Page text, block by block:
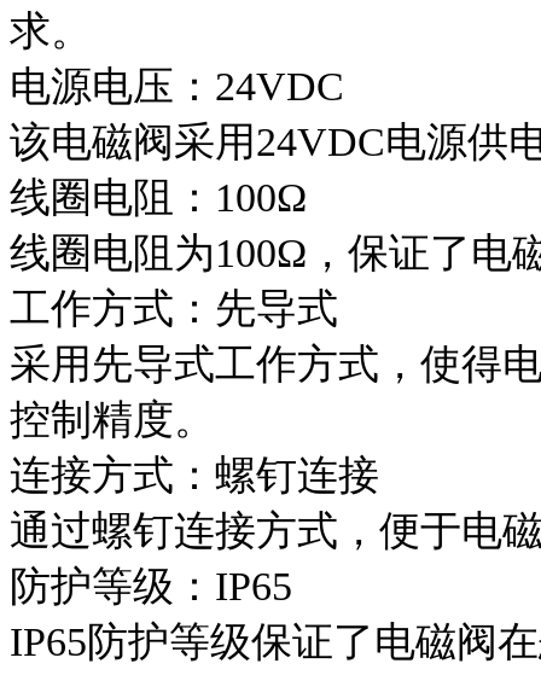
求。
电源电压：24VDC
该电磁阀采用24VDC电源供
线圈电阻：100Ω
线圈电阻为100Ω，保证了电
工作方式：先导式
采用先导式工作方式，使得
控制精度。
连接方式：螺钉连接
通过螺钉连接方式，便于电
防护等级：IP65
IP65防护等级保证了电磁阀